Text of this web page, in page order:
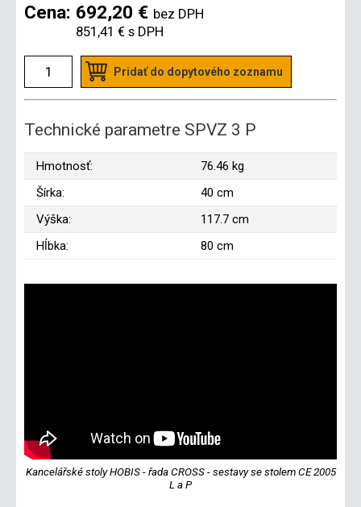
Cena: 692,20 € bez DPH
851,41 € s DPH
Pridať do dopytového zoznamu
Technické parametre SPVZ 3 P
Hmotnosť:
76.46 kg
Šírka:
40 cm
Výška:
117.7 cm
Hĺbka:
80 cm
Kancelářské stoly HOBIS - řada CROSS - sestavy se stolem CE 2005
L a P